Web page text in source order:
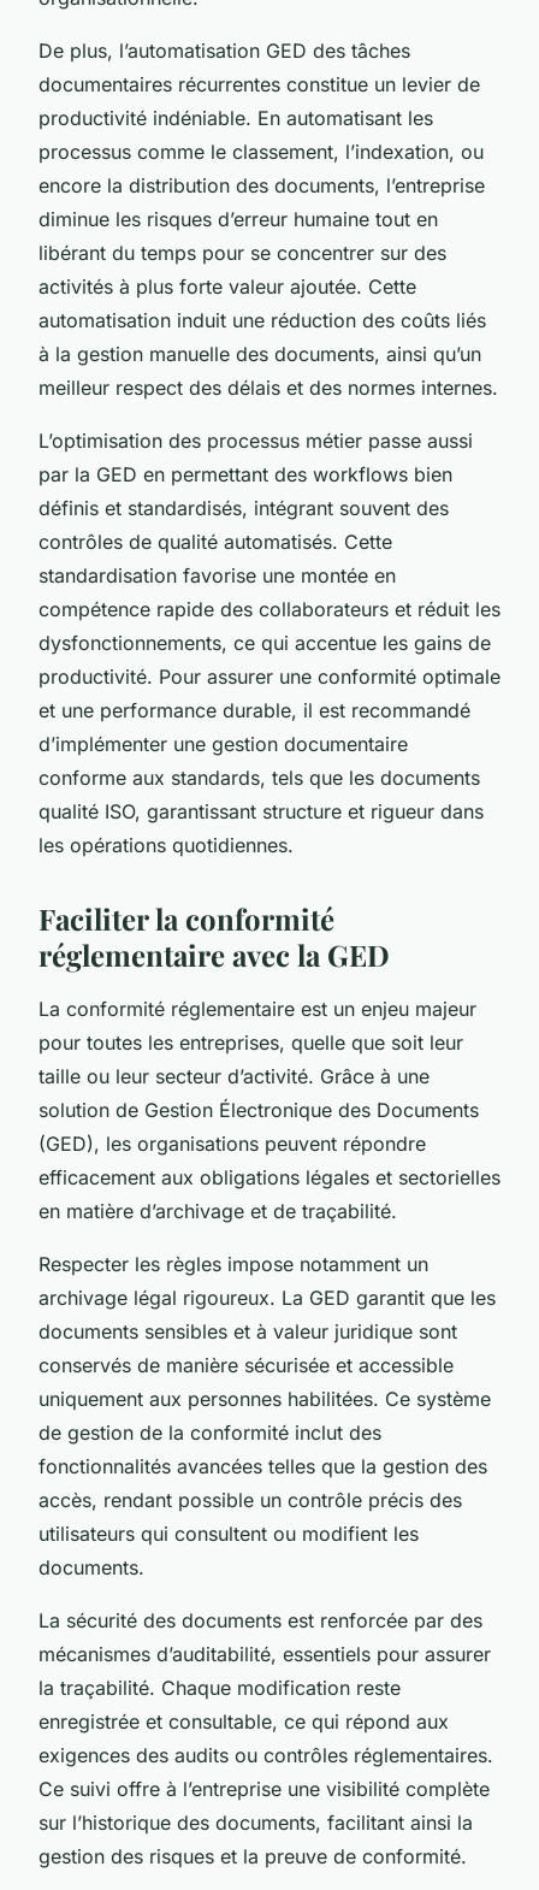
De plus, l’automatisation GED des tâches
documentaires récurrentes constitue un levier de
productivité indéniable. En automatisant les
processus comme le classement, l’indexation, ou
encore la distribution des documents, l’entreprise
diminue les risques d’erreur humaine tout en
libérant du temps pour se concentrer sur des
activités à plus forte valeur ajoutée. Cette
automatisation induit une réduction des coûts liés
à la gestion manuelle des documents, ainsi qu’un
meilleur respect des délais et des normes internes.
L’optimisation des processus métier passe aussi
par la GED en permettant des workflows bien
définis et standardisés, intégrant souvent des
contrôles de qualité automatisés. Cette
standardisation favorise une montée en
compétence rapide des collaborateurs et réduit les
dysfonctionnements, ce qui accentue les gains de
productivité. Pour assurer une conformité optimale
et une performance durable, il est recommandé
d’implémenter une gestion documentaire
conforme aux standards, tels que les documents
qualité ISO, garantissant structure et rigueur dans
les opérations quotidiennes.
Faciliter la conformité
réglementaire avec la GED
La conformité réglementaire est un enjeu majeur
pour toutes les entreprises, quelle que soit leur
taille ou leur secteur d’activité. Grâce à une
solution de Gestion Électronique des Documents
(GED), les organisations peuvent répondre
efficacement aux obligations légales et sectorielles
en matière d’archivage et de traçabilité.
Respecter les règles impose notamment un
archivage légal rigoureux. La GED garantit que les
documents sensibles et à valeur juridique sont
conservés de manière sécurisée et accessible
uniquement aux personnes habilitées. Ce système
de gestion de la conformité inclut des
fonctionnalités avancées telles que la gestion des
accès, rendant possible un contrôle précis des
utilisateurs qui consultent ou modifient les
documents.
La sécurité des documents est renforcée par des
mécanismes d’auditabilité, essentiels pour assurer
la traçabilité. Chaque modification reste
enregistrée et consultable, ce qui répond aux
exigences des audits ou contrôles réglementaires.
Ce suivi offre à l’entreprise une visibilité complète
sur l’historique des documents, facilitant ainsi la
gestion des risques et la preuve de conformité.